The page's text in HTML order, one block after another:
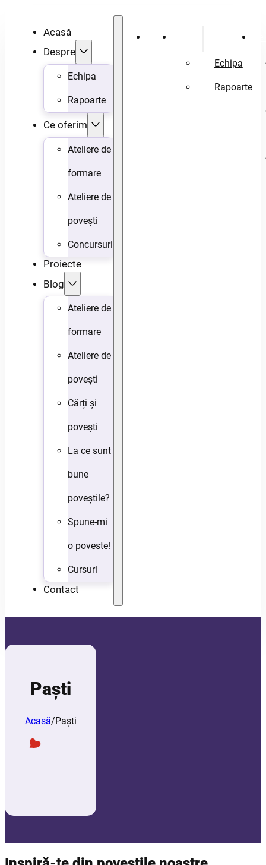
Acasă
Despre
Echipa
Rapoarte
Ce oferim
Ateliere de
formare
Ateliere de
povești
Concursuri
Proiecte
Blog
Ateliere de
formare
Ateliere de
povești
Cărți și
povești
La ce sunt
bune
poveștile?
Spune-mi
o poveste!
Cursuri
Contact
Acasă
Echipa
Rapoarte
Paşti
Acasă/Paşti